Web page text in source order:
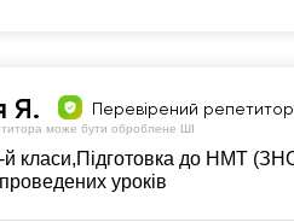
Я. Перевірений репетитор
може бути оброблене ШІ
класи,Підготовка до НМТ
уроків